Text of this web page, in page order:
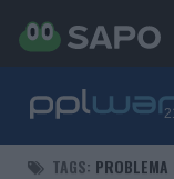
TAGS: PROBLEMA